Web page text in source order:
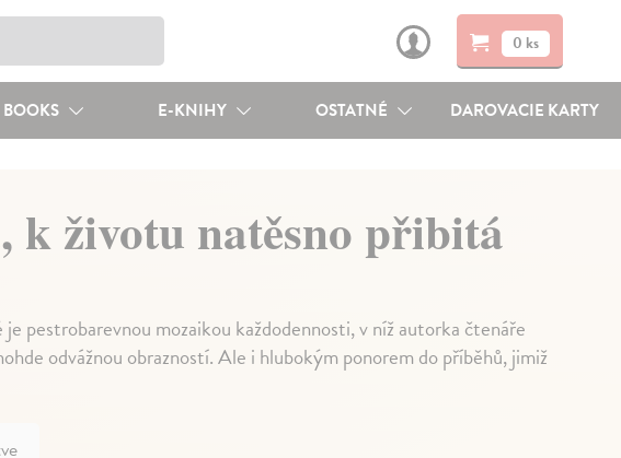
0 ks
BOOKS E-KNIHY OSTATNÉ DAROVACIE KARTY
k životu natěsno přibitá
pestrobarevnou mozaikou každodennosti, v níž autorka čtenáře
odvážnou obrazností. Ale i hlubokým ponorem do příběhů, jimiž